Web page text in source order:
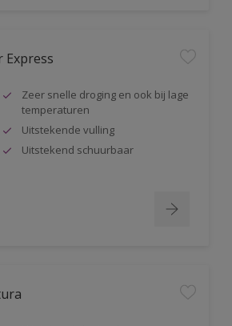
Express
Zeer snelle droging en ook bij lage
temperaturen
Uitstekende vulling
Uitstekend schuurbaar